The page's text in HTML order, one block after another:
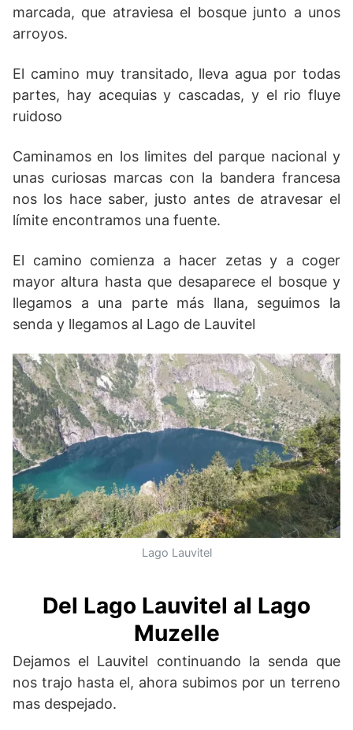
marcada, que atraviesa el bosque junto a unos
arroyos.
El camino muy transitado, lleva agua por todas
partes, hay acequias y cascadas, y el rio fluye
ruidoso
Caminamos en los limites del parque nacional y
unas curiosas marcas con la bandera francesa
nos los hace saber, justo antes de atravesar el
límite encontramos una fuente.
El camino comienza a hacer zetas y a coger
mayor altura hasta que desaparece el bosque y
llegamos a una parte más llana, seguimos la
senda y llegamos al Lago de Lauvitel
Lago Lauvitel
Del Lago Lauvitel al Lago
Muzelle
Dejamos el Lauvitel continuando la senda que
nos trajo hasta el, ahora subimos por un terreno
mas despejado.